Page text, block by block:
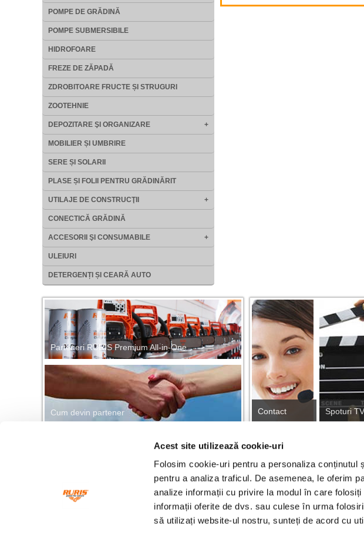
Acest site utilizează cookie-uri
Folosim cookie-uri pentru a personaliza
pentru a analiza traficul. De asemenea, le oferim
analize informații cu privire la modul în care
informații oferite de dvs. sau culese în urma
să utilizați website-ul nostru, sunteți de acord cu
POMPE DE GRĂDINĂ
POMPE SUBMERSIBILE
HIDROFOARE
FREZE DE ZĂPADĂ
ZDROBITOARE FRUCTE ȘI STRUGURI
ZOOTEHNIE
DEPOZITARE ŞI ORGANIZARE +
MOBILIER ȘI UMBRIRE
SERE ȘI SOLARII
PLASE ȘI FOLII PENTRU GRĂDINĂRIT
UTILAJE DE CONSTRUCŢII +
CONECTICĂ GRĂDINĂ
ACCESORII ŞI CONSUMABILE +
ULEIURI
DETERGENȚI ȘI CEARĂ AUTO
Parteneri RURIS Premium All-in-One
Cum devin partener Contact Spoturi TV
CĂUTARE RAPIDĂ PRODUSE
Caută
Fonduri europene Angajari proiect Tranzitie Justa